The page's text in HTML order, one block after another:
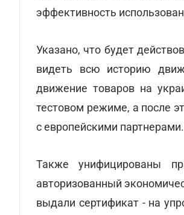
эффективность
Указано, что будет
видеть всю историю
движение товаров на
тестовом режиме, а после
с европейскими партнерами.
Также унифицированы
авторизованный
выдали сертификат - на